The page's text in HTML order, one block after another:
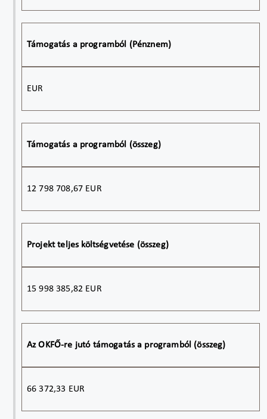
Támogatás a programból (Pénznem)
EUR
Támogatás a programból (összeg)
12 798 708,67 EUR
Projekt teljes költségvetése (összeg)
15 998 385,82 EUR
Az OKFŐ-re jutó támogatás a programból (összeg)
66 372,33 EUR